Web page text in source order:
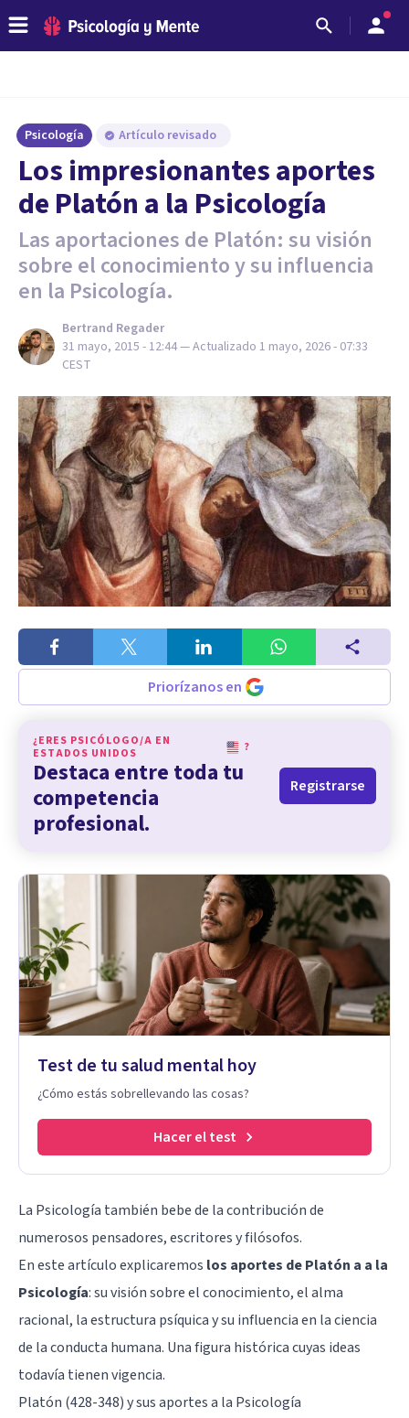
Psicología Artículo revisado
Los impresionantes aportes
de Platón a la Psicología
Las aportaciones de Platón: su visión
sobre el conocimiento y su influencia
en la Psicología.
Bertrand Regader
31 mayo, 2015 - 12:44— Actualizado 1 mayo, 2026 - 07:33
CEST
Priorízanos en
¿ERES PSICÓLOGO/A EN
ESTADOS UNIDOS
?
Destaca entre toda tu
competencia
profesional.
Registrarse
Test de tu salud mental hoy
¿Cómo estás sobrellevando las cosas?
Hacer el test
La Psicología también bebe de la contribución de
numerosos pensadores, escritores y filósofos.
En este artículo explicaremos los aportes de Platón a a la
Psicología: su visión sobre el conocimiento, el alma
racional, la estructura psíquica y su influencia en la ciencia
de la conducta humana. Una figura histórica cuyas ideas
todavía tienen vigencia.
Platón (428-348) y sus aportes a la Psicología